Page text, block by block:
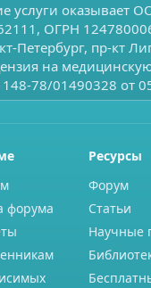
услуги оказывает
ОГРН
Петербург, пр-кт
на
78/01490328 от
форума
Ресурсы
Форум
Статьи
Научные